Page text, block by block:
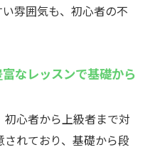
雰囲気も、初心者の不
なレッスンで基礎から
心者から上級者まで対
れており、基礎から段